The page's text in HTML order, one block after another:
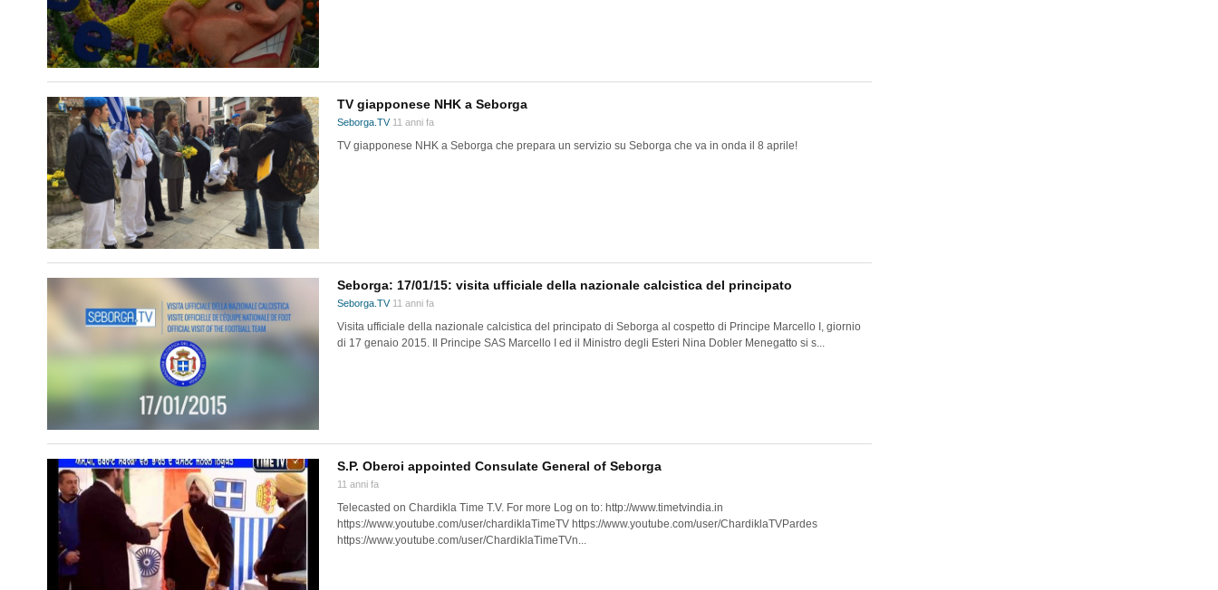
TV giapponese NHK a Seborga
Seborga.TV 11 anni fa
TV giapponese NHK a Seborga che prepara un servizio su Seborga che va in onda il 8 aprile!
Seborga: 17/01/15: visita ufficiale della nazionale calcistica del principato
Seborga.TV 11 anni fa
Visita ufficiale della nazionale calcistica del principato di Seborga al cospetto di Principe Marcello I, giornio
di 17 genaio 2015. Il Principe SAS Marcello I ed il Ministro degli Esteri Nina Dobler Menegatto si s...
S.P. Oberoi appointed Consulate General of Seborga
11 anni fa
Telecasted on Chardikla Time T.V. For more Log on to: http://www.timetvindia.in
https://www.youtube.com/user/chardiklaTimeTV https://www.youtube.com/user/ChardiklaTVPardes
https://www.youtube.com/user/ChardiklaTimeTVn...